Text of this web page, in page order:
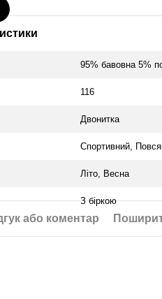
95% бавовна 5%
116
Двонитка
Спортивний,
Літо, Весна
З біркою
або коментар